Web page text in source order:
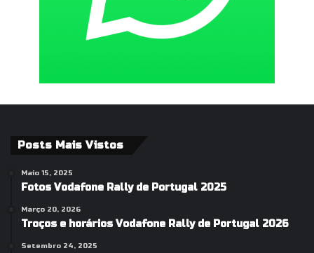
Posts Mais Vistos
Maio 15, 2025
Fotos Vodafone Rally de Portugal 2025
Março 20, 2026
Troços e horários Vodafone Rally de Portugal 2026
Setembro 24, 2025